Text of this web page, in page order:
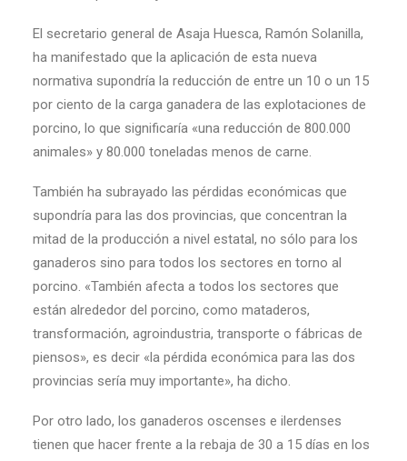
El secretario general de Asaja Huesca, Ramón Solanilla,
ha manifestado que la aplicación de esta nueva
normativa supondría la reducción de entre un 10 o un 15
por ciento de la carga ganadera de las explotaciones de
porcino, lo que significaría «una reducción de 800.000
animales» y 80.000 toneladas menos de carne.
También ha subrayado las pérdidas económicas que
supondría para las dos provincias, que concentran la
mitad de la producción a nivel estatal, no sólo para los
ganaderos sino para todos los sectores en torno al
porcino. «También afecta a todos los sectores que
están alrededor del porcino, como mataderos,
transformación, agroindustria, transporte o fábricas de
piensos», es decir «la pérdida económica para las dos
provincias sería muy importante», ha dicho.
Por otro lado, los ganaderos oscenses e ilerdenses
tienen que hacer frente a la rebaja de 30 a 15 días en los